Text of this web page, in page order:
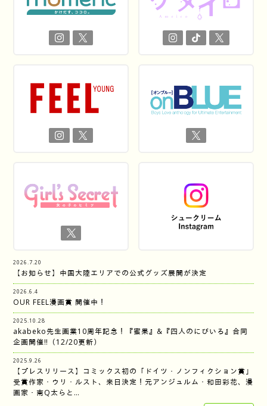
2026.7.20
【お知らせ】中国大陸エリアでの公式グッズ展開が決定
2026.6.4
OUR FEEL漫画賞 開催中！
2025.10.28
akabeko先生画業10周年記念！『蜜果』&『四人のにびいろ』合同
企画開催‼︎（12/20更新）
2025.9.26
【プレスリリース】コミックス初の「ドイツ・ノンフィクション賞」
受賞作家・ウリ・ルスト、来日決定！元アンジュルム・和田彩花、漫
画家・南Q太らと…